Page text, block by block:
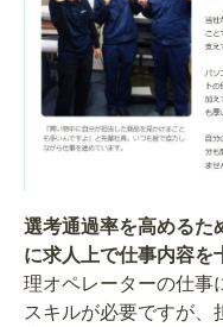
選考通過率を高めるた
に求人上で仕事内容を
理オペレーターの仕事
スキルが必要ですが、